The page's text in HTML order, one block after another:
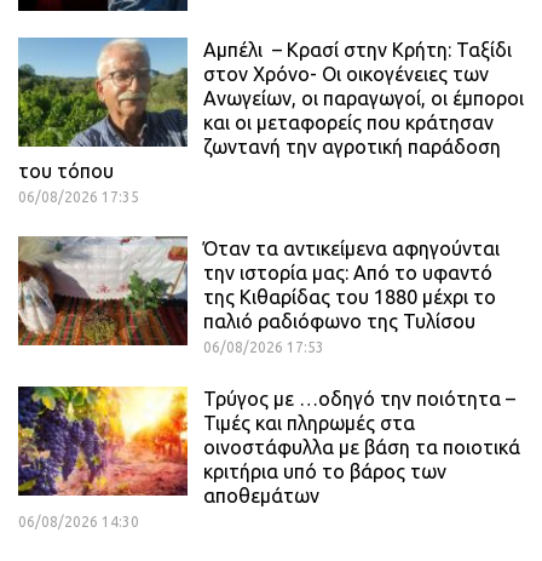
Αμπέλι – Κρασί στην Κρήτη: Ταξίδι
στον Χρόνο- Οι οικογένειες των
Ανωγείων, οι παραγωγοί, οι έμποροι
και οι μεταφορείς που κράτησαν
ζωντανή την αγροτική παράδοση
του τόπου
06/08/2026 17:35
Όταν τα αντικείμενα αφηγούνται
την ιστορία μας: Από το υφαντό
της Κιθαρίδας του 1880 μέχρι το
παλιό ραδιόφωνο της Τυλίσου
06/08/2026 17:53
Τρύγος με …οδηγό την ποιότητα –
Τιμές και πληρωμές στα
οινοστάφυλλα με βάση τα ποιοτικά
κριτήρια υπό το βάρος των
αποθεμάτων
06/08/2026 14:30